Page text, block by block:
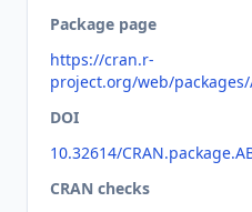
Package page
https://cran.r-
project.org/web/
DOI
10.32614/
CRAN checks